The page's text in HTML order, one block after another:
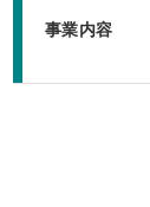
事業内容